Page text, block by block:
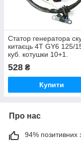
Статор генератора
китаєць 4T GY6 125/
куб. котушки 10+1.
528 ₴
Купити
Про нас
94% позитивних